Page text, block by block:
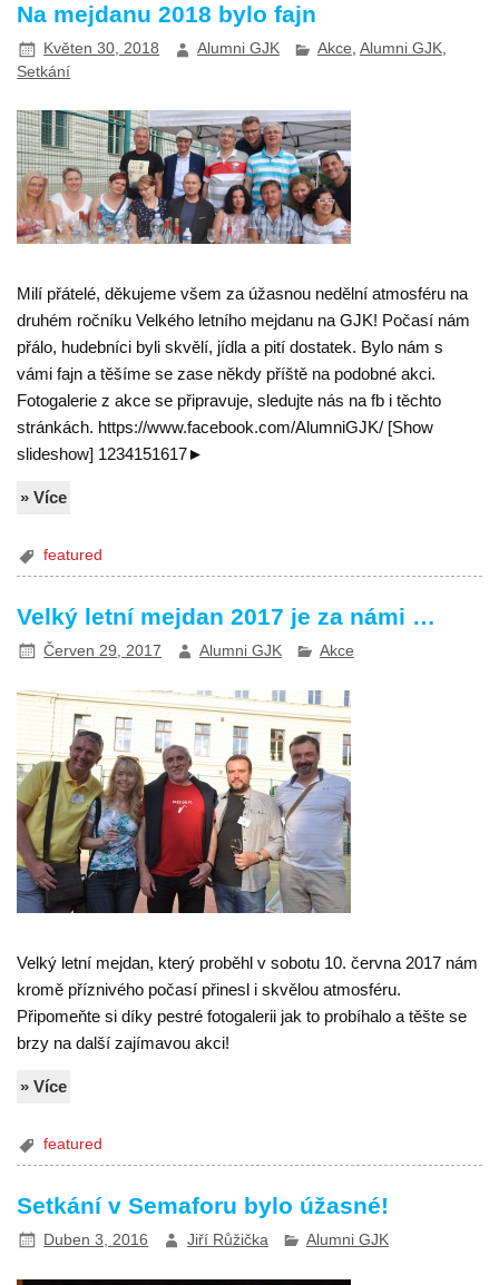
Na mejdanu 2018 bylo fajn
Květen 30, 2018 Alumni GJK Akce, Alumni GJK,
Setkání
Milí přátelé, děkujeme všem za úžasnou nedělní atmosféru na
druhém ročníku Velkého letního mejdanu na GJK! Počasí nám
přálo, hudebníci byli skvělí, jídla a pití dostatek. Bylo nám s
vámi fajn a těšíme se zase někdy příště na podobné akci.
Fotogalerie z akce se připravuje, sledujte nás na fb i těchto
stránkách. https://www.facebook.com/AlumniGJK/ [Show
slideshow] 1234151617►
» Více
featured
Velký letní mejdan 2017 je za námi …
Červen 29, 2017 Alumni GJK Akce
Velký letní mejdan, který proběhl v sobotu 10. června 2017 nám
kromě příznivého počasí přinesl i skvělou atmosféru.
Připomeňte si díky pestré fotogalerii jak to probíhalo a těšte se
brzy na další zajímavou akci!
» Více
featured
Setkání v Semaforu bylo úžasné!
Duben 3, 2016 Jiří Růžička Alumni GJK